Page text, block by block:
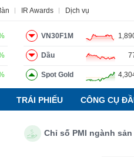
IR Awards Dịch vụ
VN30F1M
Dầu
Spot Gold
TRÁI PHIẾU CÔNG CỤ
Chỉ số PMI ngành sản
phân tích Thuật ngữ
VIETSTOCKFINANCE